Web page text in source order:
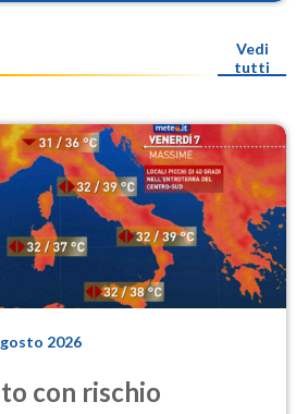
Vedi
tutti
2026
con rischio